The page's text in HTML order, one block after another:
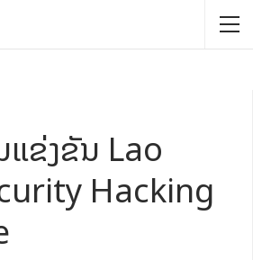
ແຂ່ງຂັນ Lao
Hacking